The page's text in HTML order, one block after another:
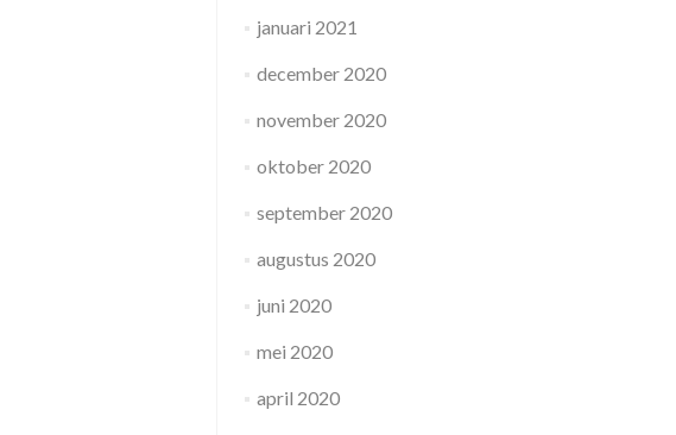
januari 2021
december 2020
november 2020
oktober 2020
september 2020
augustus 2020
juni 2020
mei 2020
april 2020